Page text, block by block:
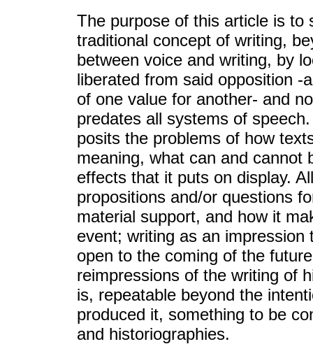
The purpose of this article is to
traditional concept of writing,
between voice and writing, by
liberated from said opposition -
of one value for another- and
predates all systems of
posits the problems of how
meaning, what can and cannot
effects that it puts on display.
propositions and/or questions
material support, and how it
event; writing as an
open to the coming of the
reimpressions of the writing of
is, repeatable beyond the
produced it, something to be
and historiographies.